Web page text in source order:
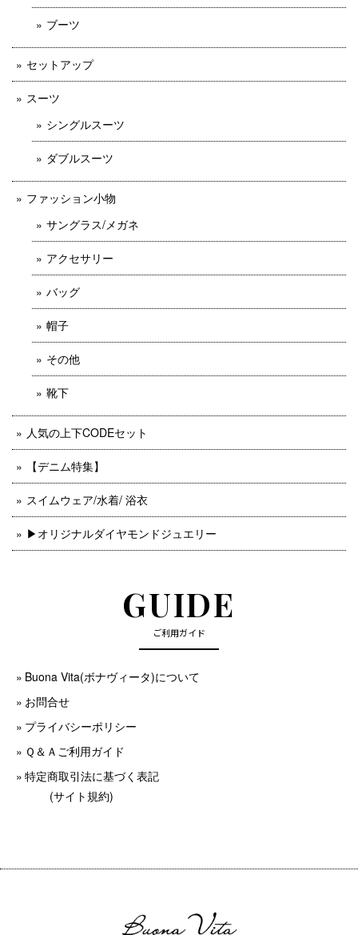
ブーツ
セットアップ
スーツ
シングルスーツ
ダブルスーツ
ファッション小物
サングラス/メガネ
アクセサリー
バッグ
帽子
その他
靴下
人気の上下CODEセット
【デニム特集】
スイムウェア/水着/ 浴衣
▶︎オリジナルダイヤモンドジュエリー
GUIDE
ご利用ガイド
Buona Vita(ボナヴィータ)について
お問合せ
プライバシーポリシー
Ｑ＆Ａご利用ガイド
特定商取引法に基づく表記
(サイト規約)